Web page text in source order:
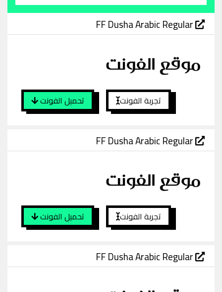
FF Dusha Arabic Regular
تحميل الفونت تجربة الفونت
FF Dusha Arabic Regular
تحميل الفونت تجربة الفونت
FF Dusha Arabic Regular